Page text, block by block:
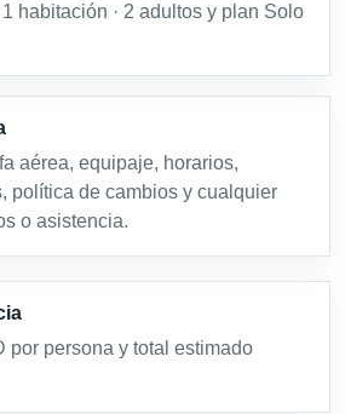
habitación · 2 adultos y plan Solo
aérea, equipaje, horarios,
política de cambios y cualquier
o asistencia.
por persona y total estimado